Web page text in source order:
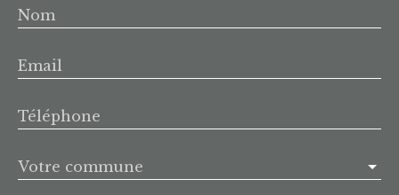
Nom
Email
Téléphone
Votre commune